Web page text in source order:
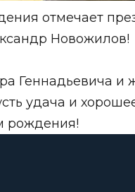
отмечает
Новожилов!
Геннадьевича и
удача и
рождения!